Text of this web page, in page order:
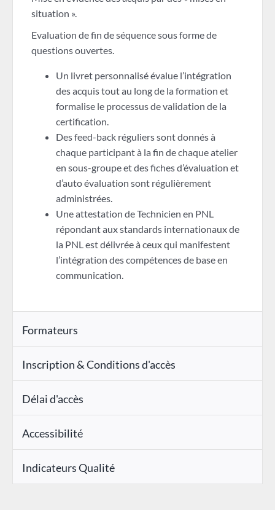
situation ».
Evaluation de fin de séquence sous forme de
questions ouvertes.
Un livret personnalisé évalue l’intégration
des acquis tout au long de la formation et
formalise le processus de validation de la
certification.
Des feed-back réguliers sont donnés à
chaque participant à la fin de chaque atelier
en sous-groupe et des fiches d’évaluation et
d’auto évaluation sont régulièrement
administrées.
Une attestation de Technicien en PNL
répondant aux standards internationaux de
la PNL est délivrée à ceux qui manifestent
l’intégration des compétences de base en
communication.
Formateurs
Inscription & Conditions d'accès
Délai d'accès
Accessibilité
Indicateurs Qualité